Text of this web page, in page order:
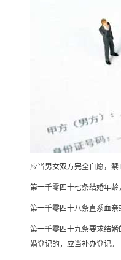
应当男女双方完全自愿，禁
第一千零四十七条结婚年龄
第一千零四十八条直系血亲
第一千零四十九条要求结
婚登记的，应当补办登记。